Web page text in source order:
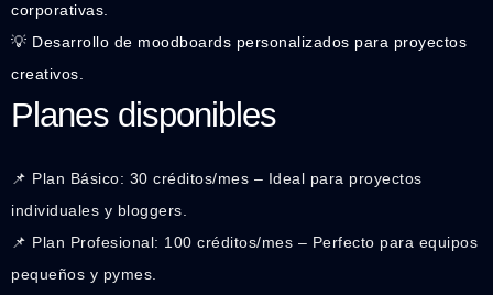
corporativas.
💡 Desarrollo de moodboards personalizados para proyectos
creativos.
Planes disponibles
📌 Plan Básico: 30 créditos/mes – Ideal para proyectos
individuales y bloggers.
📌 Plan Profesional: 100 créditos/mes – Perfecto para equipos
pequeños y pymes.